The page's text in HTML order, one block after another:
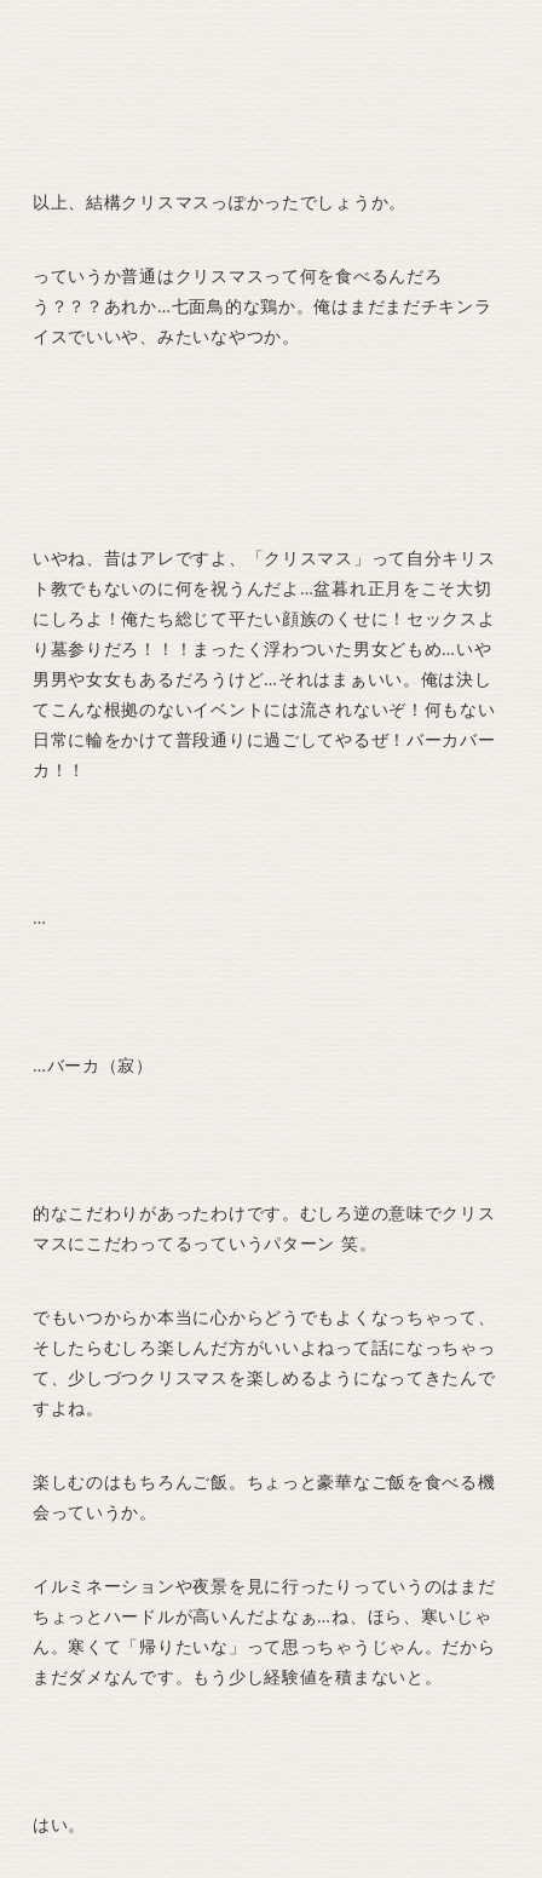
以上、結構クリスマスっぽかったでしょうか。
っていうか普通はクリスマスって何を食べるんだろ
う？？？あれか…七面鳥的な鶏か。俺はまだまだチキンラ
イスでいいや、みたいなやつか。
いやね、昔はアレですよ、「クリスマス」って自分キリス
ト教でもないのに何を祝うんだよ…盆暮れ正月をこそ大切
にしろよ！俺たち総じて平たい顔族のくせに！セックスよ
り墓参りだろ！！！まったく浮わついた男女どもめ…いや
男男や女女もあるだろうけど…それはまぁいい。俺は決し
てこんな根拠のないイベントには流されないぞ！何もない
日常に輪をかけて普段通りに過ごしてやるぜ！バーカバー
カ！！
…
…バーカ（寂）
的なこだわりがあったわけです。むしろ逆の意味でクリス
マスにこだわってるっていうパターン 笑。
でもいつからか本当に心からどうでもよくなっちゃって、
そしたらむしろ楽しんだ方がいいよねって話になっちゃっ
て、少しづつクリスマスを楽しめるようになってきたんで
すよね。
楽しむのはもちろんご飯。ちょっと豪華なご飯を食べる機
会っていうか。
イルミネーションや夜景を見に行ったりっていうのはまだ
ちょっとハードルが高いんだよなぁ…ね、ほら、寒いじゃ
ん。寒くて「帰りたいな」って思っちゃうじゃん。だから
まだダメなんです。もう少し経験値を積まないと。
はい。